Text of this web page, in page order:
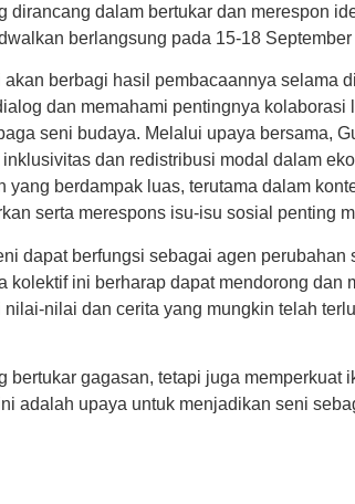
dalam bertukar dan merespon
berlangsung pada 15-18 September
berbagi hasil pembacaannya
dan memahami pentingnya
seni budaya. Melalui upaya bersama,
dan redistribusi modal dalam
berdampak luas, terutama dalam
serta merespons isu-isu sosial penting
dapat berfungsi sebagai agen
ini berharap dapat mendorong
nilai dan cerita yang mungkin telah
gagasan, tetapi juga
adalah upaya untuk menjadikan seni